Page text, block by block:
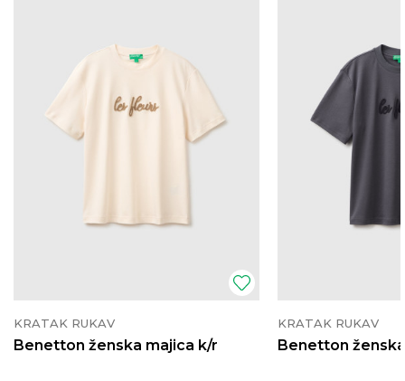
KRATAK RUKAV
Benetton ženska majica k/r
KRATAK RUKAV
Benetton